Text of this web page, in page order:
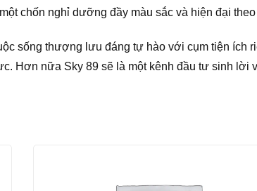
chốn nghỉ dưỡng đầy màu sắc và hiện đại
sống thượng lưu đáng tự hào với cụm tiện ích
Hơn nữa Sky 89 sẽ là một kênh đầu tư sinh lời